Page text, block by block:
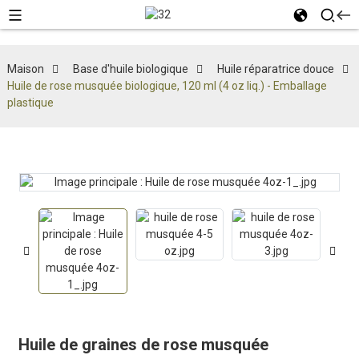
Maison Base d'huile biologique
Huile réparatrice douce
Huile de rose musquée biologique, 120 ml (4 oz liq.) - Emballage
plastique
Huile de graines de rose musquée